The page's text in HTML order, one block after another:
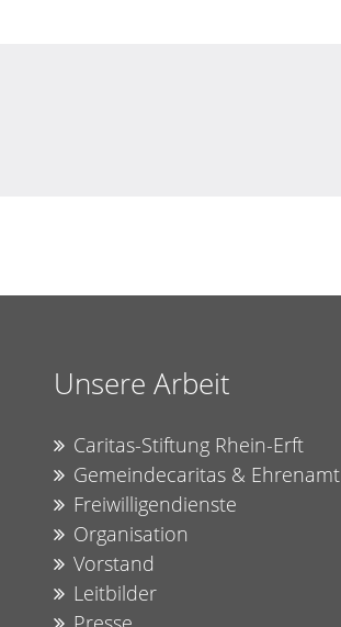
Unsere Arbeit
Caritas-Stiftung Rhein-Erft
Gemeindecaritas & Ehrenamt
Freiwilligendienste
Organisation
Vorstand
Leitbilder